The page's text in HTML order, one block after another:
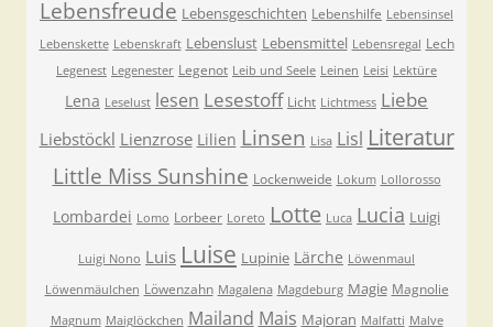
Lebensfreude Lebensgeschichten Lebenshilfe Lebensinsel
Lebenskette Lebenskraft Lebenslust Lebensmittel Lebensregal Lech
Legenest Legenester Legenot Leib und Seele Leinen Leisi Lektüre
Lena Leselust lesen Lesestoff Licht Lichtmess Liebe
Liebstöckl Lienzrose Lilien Linsen Lisa Lisl Literatur
Little Miss Sunshine Lockenweide Lokum Lollorosso
Lombardei Lomo Lorbeer Loreto Lotte Luca Lucia Luigi
Luigi Nono Luis Luise Lupinie Lärche Löwenmaul
Löwenmäulchen Löwenzahn Magalena Magdeburg Magie Magnolie
Magnum Maiglöckchen Mailand Mais Majoran Malfatti Malve